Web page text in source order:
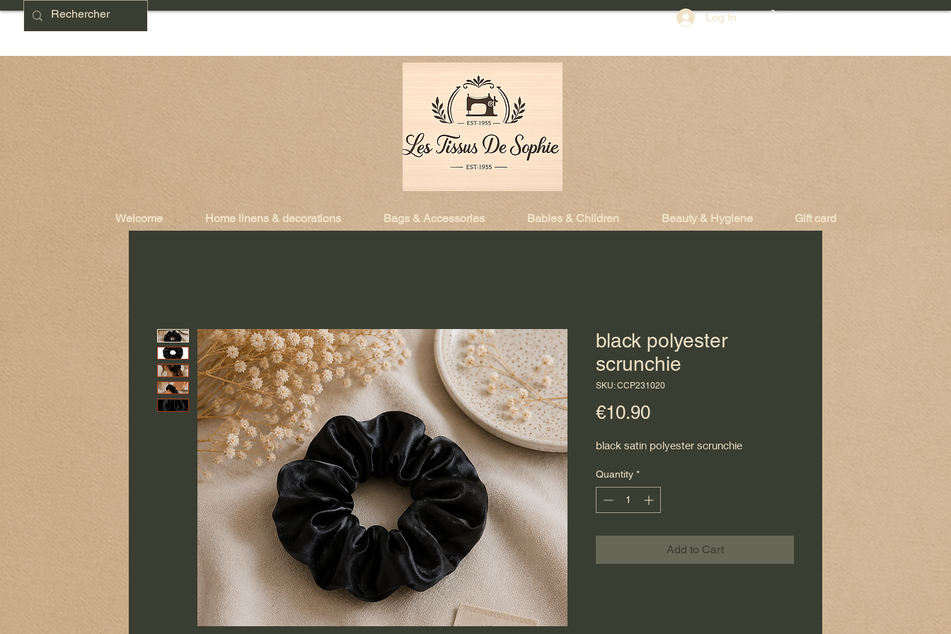
Log In
Welcome Home linens & decorations Bags & Accessories Babies & Children Beauty & Hygiene Gift card
black polyester
scrunchie
SKU: CCP231020
€10.90Price
black satin polyester scrunchie
Quantity *
Add to Cart